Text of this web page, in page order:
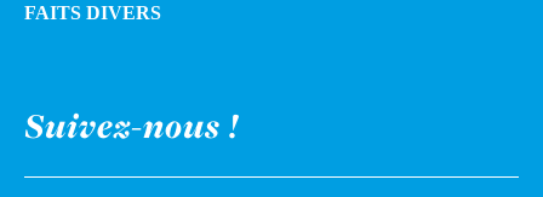
FAITS DIVERS
Suivez-nous !